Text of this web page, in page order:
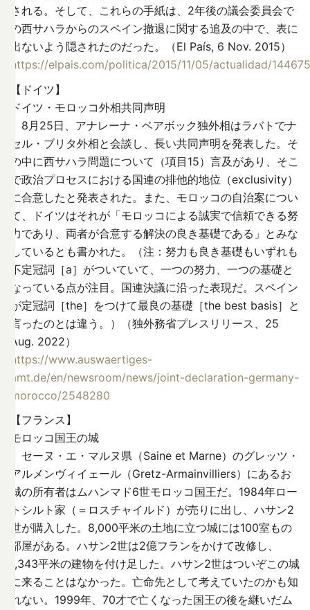
される。そして、これらの手紙は、2年後の議会委員会で
の西サハラからのスペイン撤退に関する追及の中で、表に
出ないよう隠されたのだった。（El País, 6 Nov. 2015）
https://elpais.com/politica/2015/11/05/actualidad/
【ドイツ】
ドイツ・モロッコ外相共同声明
8月25日、アナレーナ・ベアボック独外相はラバトでナ
セル・ブリタ外相と会談し、長い共同声明を発表した。そ
の中に西サハラ問題について（項目15）言及があり、そこ
で政治プロセスにおける国連の排他的地位（exclusivity）
に合意したと発表された。また、モロッコの自治案につい
て、ドイツはそれが「モロッコによる誠実で信頼できる努
力であり、両者が合意する解決の良き基礎である」とみな
しているとも書かれた。（注：努力も良き基礎もいずれも
不定冠詞［a］がついていて、一つの努力、一つの基礎と
なっている点が注目。国連決議に沿った表現だ。スペイン
が定冠詞［the］をつけて最良の基礎［the best basis］と
言ったのとは違う。）（独外務省プレスリリース、25
Aug. 2022）
https://www.auswaertiges-
amt.de/en/newsroom/news/joint-declaration-germany-
morocco/2548280
【フランス】
モロッコ国王の城
セーヌ・エ・マルヌ県（Saine et Marne）のグレッツ・
アルメンヴィイェール（Gretz-Armainvilliers）にあるお
城の所有者はムハンマド6世モロッコ国王だ。1984年ロー
トシルト家（＝ロスチャイルド）が売りに出し、ハサン2
世が購入した。8,000平米の土地に立つ城には100室もの
部屋がある。ハサン2世は2億フランをかけて改修し、
1,343平米の建物を付け足した。ハサン2世はついぞこの城
に来ることはなかった。亡命先として考えていたのかも知
れない。1999年、70才で亡くなった国王の後を継いだム